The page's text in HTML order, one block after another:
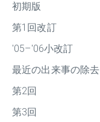
初期版
第1回改訂
'05–'06小改訂
最近の出来事の除去
第2回
第3回